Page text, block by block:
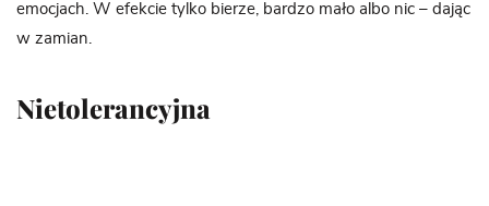
emocjach. W efekcie tylko bierze, bardzo mało albo nic – dając
w zamian.
Nietolerancyjna